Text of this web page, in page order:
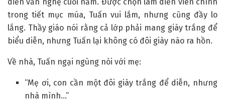
trong tiết mục múa, Tuấn vui lắm, nhưng cũng đầy lo
lắng. Thầy giáo nói rằng cả lớp phải mang giày trắng để
biểu diễn, nhưng Tuấn lại không có đôi giày nào ra hồn.
Về nhà, Tuấn ngại ngùng nói với mẹ:
“Mẹ ơi, con cần một đôi giày trắng để diễn, nhưng
nhà mình…”